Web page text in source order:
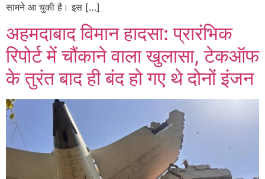
सामने आ चुकी है। इस […]
अहमदाबाद विमान हादसा: प्रारंभिक
रिपोर्ट में चौंकाने वाला खुलासा, टेकऑफ
के तुरंत बाद ही बंद हो गए थे दोनों इंजन